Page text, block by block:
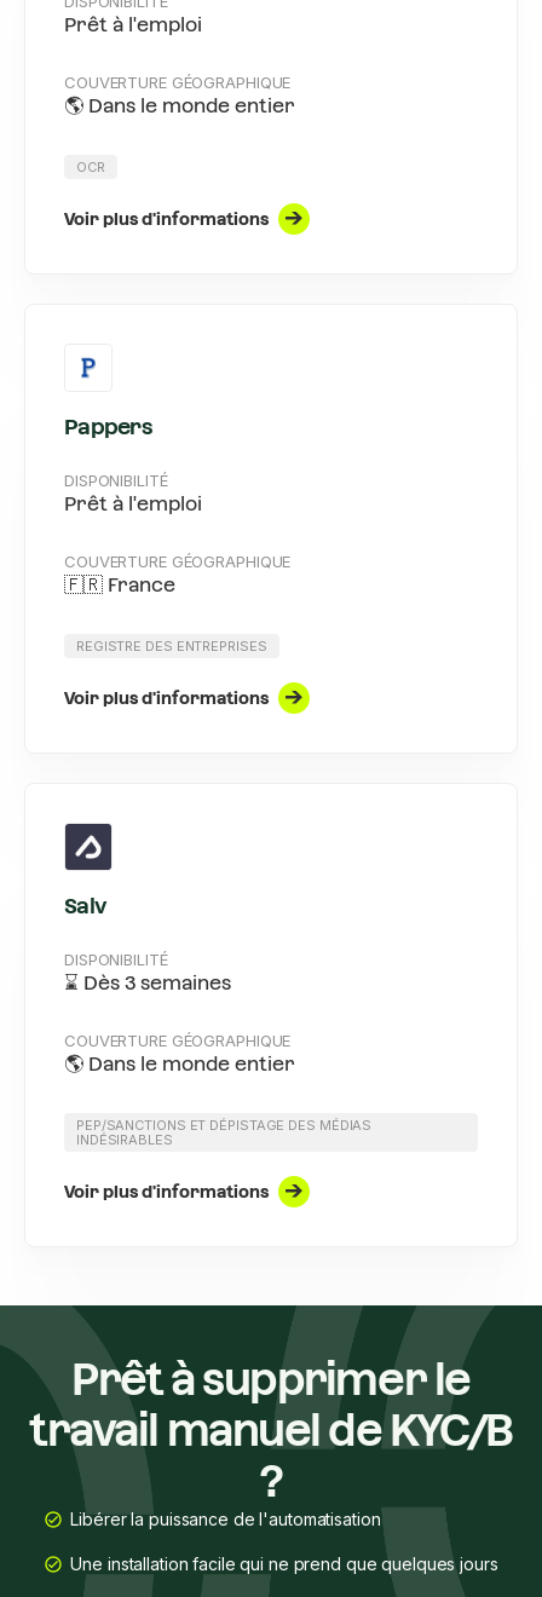
Prêt à l'emploi
COUVERTURE GÉOGRAPHIQUE
🌎 Dans le monde entier
OCR
Voir plus d'informations
Pappers
DISPONIBILITÉ
Prêt à l'emploi
COUVERTURE GÉOGRAPHIQUE
🇫🇷 France
REGISTRE DES ENTREPRISES
Voir plus d'informations
Salv
DISPONIBILITÉ
⌛ Dès 3 semaines
COUVERTURE GÉOGRAPHIQUE
🌎 Dans le monde entier
PEP/SANCTIONS ET DÉPISTAGE DES MÉDIAS
INDÉSIRABLES
Voir plus d'informations
Prêt à supprimer le
travail manuel de KYC/B
?
Libérer la puissance de l'automatisation
Une installation facile qui ne prend que quelques jours